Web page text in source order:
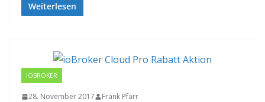
Weiterlesen
IOBROKER
28. November 2017 Frank Pfarr